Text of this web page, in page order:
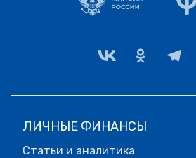
ЛИЧНЫЕ ФИНАНСЫ
Статьи и аналитика